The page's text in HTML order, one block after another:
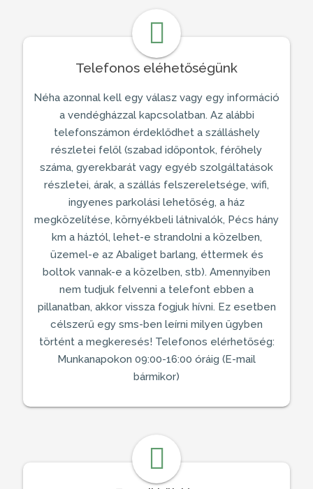
Telefonos eléhetőségünk
Néha azonnal kell egy válasz vagy egy információ
a vendégházzalkapcsolatban. Az alábbi
telefonszámon érdeklődhet a szálláshely
részletei felől (szabad időpontok, férőhely
száma, gyerekbarát vagy egyéb szolgáltatások
részletei, árak, a szállás felszereletsége, wifi,
ingyenes parkolási lehetőség, a ház
megközelítése, környékbeli látnivalók, Pécs hány
km a háztól, lehet-e strandolni a közelben,
üzemel-e az Abaliget barlang, éttermek és
boltok vannak-e a közelben, stb). Amennyiben
nem tudjuk felvenni a telefont ebben a
pillanatban, akkor vissza fogjuk hívni. Ez esetben
célszerű egy sms-ben leírni milyen ügyben
történt a megkeresés! Telefonos elérhetőség:
Munkanapokon 09:00-16:00 óráig (E-mail
bármikor)